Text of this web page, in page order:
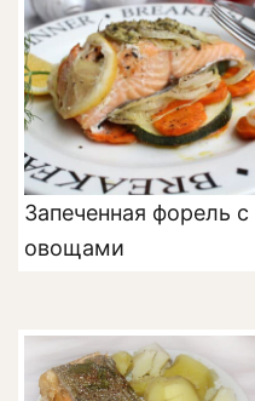
Запеченная форель с
овощами